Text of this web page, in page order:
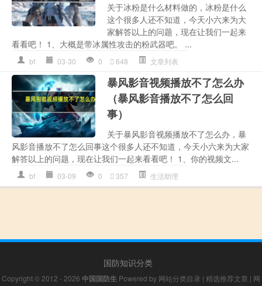
关于冰粉是什么材料做的，冰粉是什么
这个很多人还不知道，今天小六来为大
家解答以上的问题，现在让我们一起来
看看吧！ 1、大概是带冰属性攻击的粉武器吧。 ...
bf 03-30 0 648 文章列表
暴风影音视频播放不了怎么办
（暴风影音播放不了怎么回
事）
关于暴风影音视频播放不了怎么办，暴
风影音播放不了怎么回事这个很多人还不知道，今天小六来为大家
解答以上的问题，现在让我们一起来看看吧！ 1、你的视频文...
bf 03-09 0 357 生活助理
国防知识分类
Copyright © 2012 - 2026 中国国防生 Powered by 网站分类目录 | 精选推荐文章 | 网